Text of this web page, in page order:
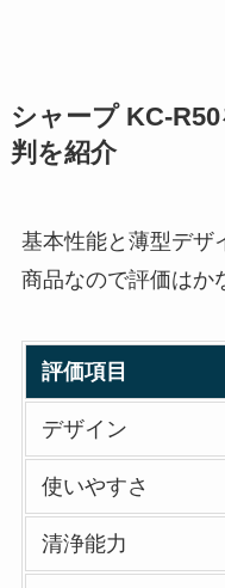
シャープ KC-R50
判を紹介
基本性能と薄型デザ
商品なので評価はか
評価項目
デザイン
使いやすさ
清浄能力